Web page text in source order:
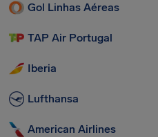
Gol Linhas Aéreas
TAP Air Portugal
Iberia
Lufthansa
American Airlines